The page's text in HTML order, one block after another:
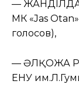
—
МК «Jas
голосов),
— ӘЛҚОЖА
ЕНУ